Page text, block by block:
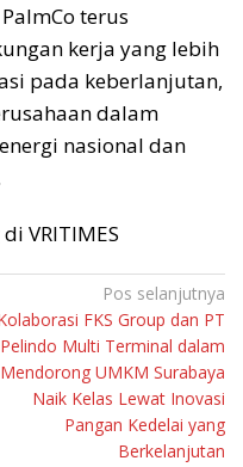
terus
kerja yang lebih
pada keberlanjutan,
dalam
nasional dan
VRITIMES
Pos selanjutnya
FKS Group dan PT
Pelindo Multi Terminal dalam
Mendorong UMKM Surabaya
Naik Kelas Lewat Inovasi
Pangan Kedelai yang
Berkelanjutan